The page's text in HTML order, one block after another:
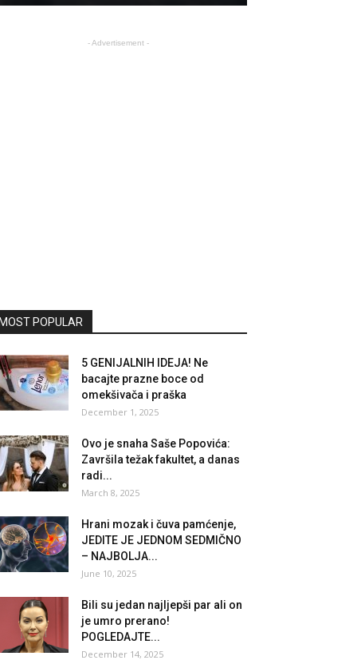
- Advertisement -
POPULAR
5 GENIJALNIH IDEJA! Ne
bacajte prazne boce od
omekšivača i praška
December 1, 2025
Ovo je snaha Saše Popovića:
Završila težak fakultet, a danas
radi...
March 8, 2025
Hrani mozak i čuva pamćenje,
JEDITE JE JEDNOM SEDMIČNO
– NAJBOLJA...
June 10, 2025
Bili su jedan najljepši par ali on
je umro prerano!
POGLEDAJTE...
December 14, 2025